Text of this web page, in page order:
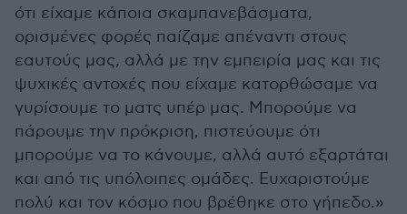
ότι είχαμε κάποια σκαμπανεβάσματα,
ορισμένες φορές παίζαμε απέναντι στους
εαυτούς μας, αλλά με την εμπειρία μας και τις
ψυχικές αντοχές που είχαμε κατορθώσαμε να
γυρίσουμε το ματς υπέρ μας. Μπορούμε να
πάρουμε την πρόκριση, πιστεύουμε ότι
μπορούμε να το κάνουμε, αλλά αυτό εξαρτάται
και από τις υπόλοιπες ομάδες. Ευχαριστούμε
πολύ και τον κόσμο που βρέθηκε στο γήπεδο.»